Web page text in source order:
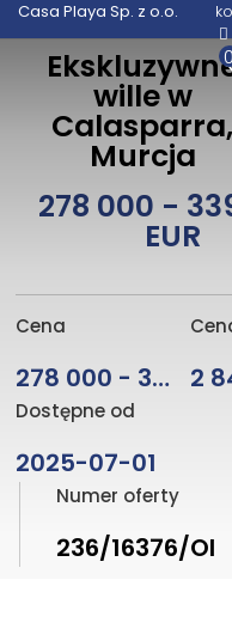
Casa Playa Sp. z o.o.
wille w
Calasparra,
Murcja
278 000 -
EUR
Cena
278 000 - 339 000 EUR
Dostępne od
2025-07-01
Numer oferty
236/16376/OI